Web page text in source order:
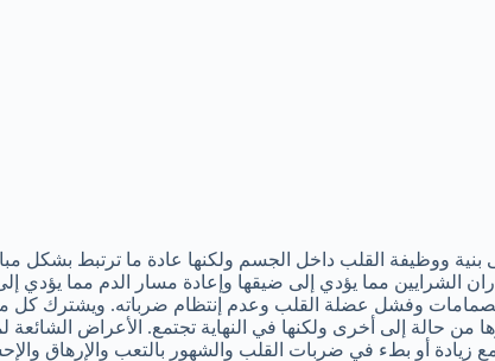
بنية ووظيفة القلب داخل الجسم ولكنها عادة ما ترتبط بشكل
الشرايين مما يؤدي إلى ضيقها وإعادة مسار الدم مما يؤدي
وفشل عضلة القلب وعدم إنتظام ضرباته. ويشترك كل
حالة إلى أخرى ولكنها في النهاية تجتمع. الأعراض الشائعة
أو بطء في ضربات القلب والشهور بالتعب والإرهاق